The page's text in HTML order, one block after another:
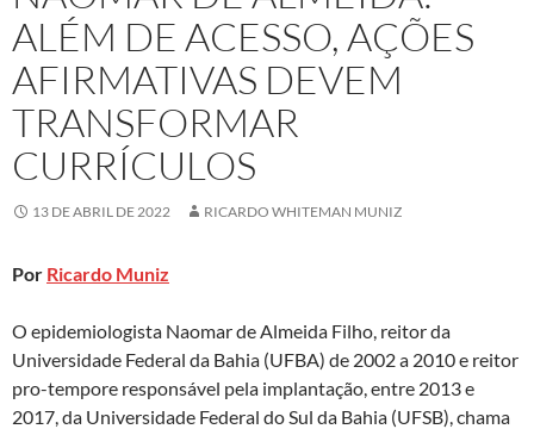
ALÉM DE ACESSO, AÇÕES
AFIRMATIVAS DEVEM
TRANSFORMAR
CURRÍCULOS
13 DE ABRIL DE 2022 RICARDO WHITEMAN MUNIZ
Por Ricardo Muniz
O epidemiologista Naomar de Almeida Filho, reitor da
Universidade Federal da Bahia (UFBA) de 2002 a 2010 e reitor
pro-tempore responsável pela implantação, entre 2013 e
2017, da Universidade Federal do Sul da Bahia (UFSB), chama